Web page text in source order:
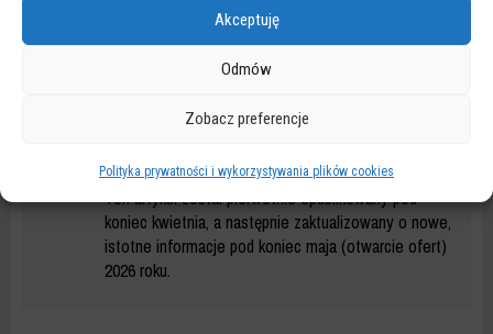
Akceptuję
Odmów
Zobacz preferencje
Polityka prywatności i wykorzystywania plików cookies
wejścia do Pałacu Kultury i Nauki, stając się miejscem spotkań i
ciekawych wydarzeń kulturalnych. Tuż obok trwa przebudowa
całego kwartału ulic Złota, Zgoda, Jasna i Sienkiewicza. Inwestycja
AKTUALIZACJA
Ten artykuł został pierwotnie opublikowany pod
koniec kwietnia, a następnie zaktualizowany o nowe,
istotne informacje pod koniec maja (otwarcie ofert)
2026 roku.